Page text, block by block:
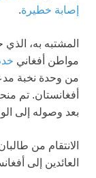
إصابة خطيرة.
المشتبه به،
مواطن أفغاني
من وحدة نخبة
أفغانستان. تم
بعد وصوله إلى
الانتقام من
العائدين إلى